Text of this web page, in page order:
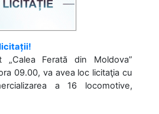
„Calea Ferată din Moldova”
09.00, va avea loc licitaţia cu
a 16 locomotive,